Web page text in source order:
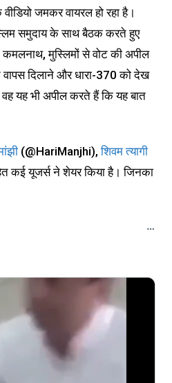
जमकर वायरल हो रहा है।
समुदाय के साथ बैठक करते हुए
मुस्लिमों से वोट की अपील
दिलाने और धारा-370 को देख
यह भी अपील करते हैं कि यह बात
(@HariManjhi),शिवम त्यागी
कई यूजर्स ने शेयर किया है। जिनका